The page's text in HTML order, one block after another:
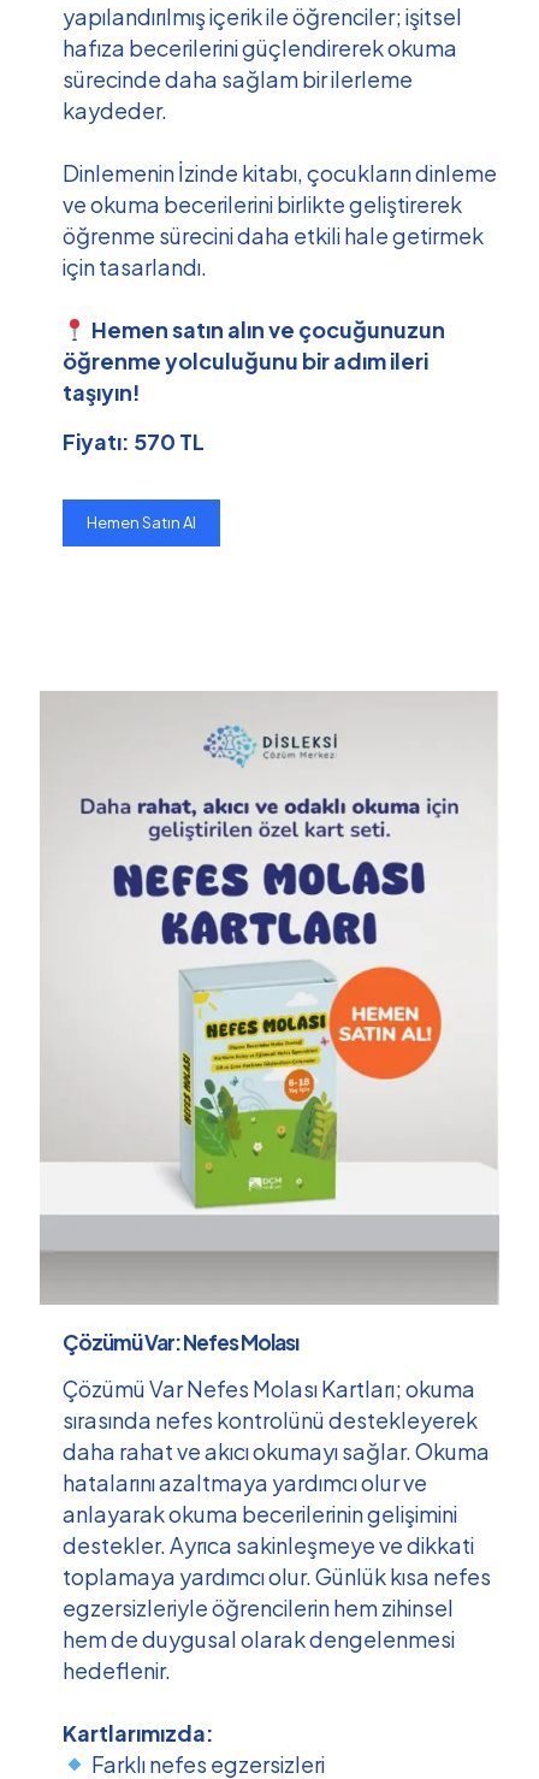
yapılandırılmış içerik ile öğrenciler; işitsel
hafıza becerilerini güçlendirerek okuma
sürecinde daha sağlam bir ilerleme
kaydeder.
Dinlemenin İzinde kitabı, çocukların dinleme
ve okuma becerilerini birlikte geliştirerek
öğrenme sürecini daha etkili hale getirmek
için tasarlandı.
Hemen satın alın ve çocuğunuzun
öğrenme yolculuğunu bir adım ileri
taşıyın!
Fiyatı: 570 TL
Hemen Satın Al
Çözümü Var: Nefes Molası
Çözümü Var Nefes Molası Kartları; okuma
sırasında nefes kontrolünü destekleyerek
daha rahat ve akıcı okumayı sağlar. Okuma
hatalarını azaltmaya yardımcı olur ve
anlayarak okuma becerilerinin gelişimini
destekler. Ayrıca sakinleşmeye ve dikkati
toplamaya yardımcı olur. Günlük kısa nefes
egzersizleriyle öğrencilerin hem zihinsel
hem de duygusal olarak dengelenmesi
hedeflenir.
Kartlarımızda:
Farklı nefes egzersizleri